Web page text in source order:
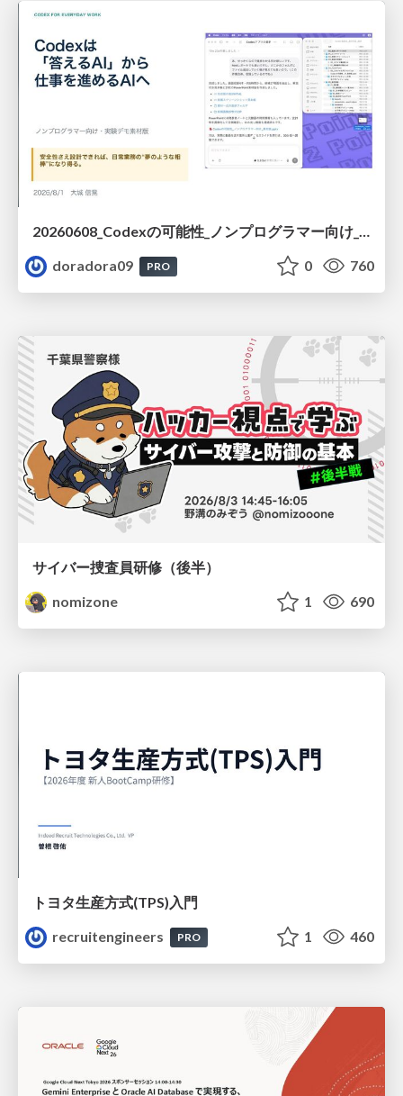
20260608_Codexの可能性_ノンプログラマー向け_大城追記
doradora09
PRO 0 760
サイバー捜査員研修（後半）
nomizone
1 690
トヨタ⽣産⽅式(TPS)⼊⾨
recruitengineers
PRO 1 460